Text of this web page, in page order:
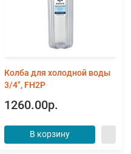
Колба для холодной воды
3/4", FH2P
1260.00р.
В корзину